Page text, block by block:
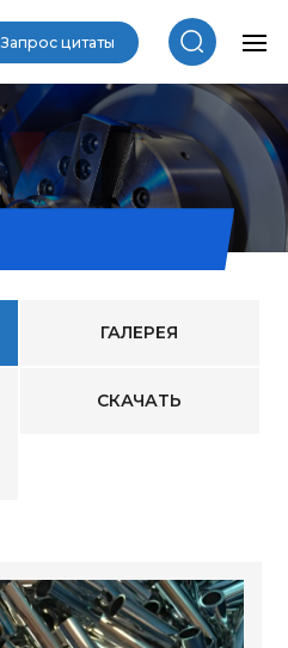
Запрос цитаты
ГАЛЕРЕЯ
СКАЧАТЬ